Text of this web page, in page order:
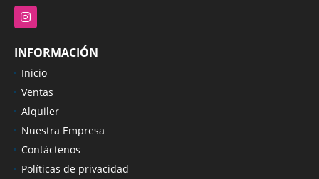
Instagram
INFORMACIÓN
Inicio
Ventas
Alquiler
Nuestra Empresa
Contáctenos
Políticas de privacidad